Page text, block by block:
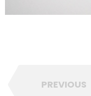
PREVIOUS